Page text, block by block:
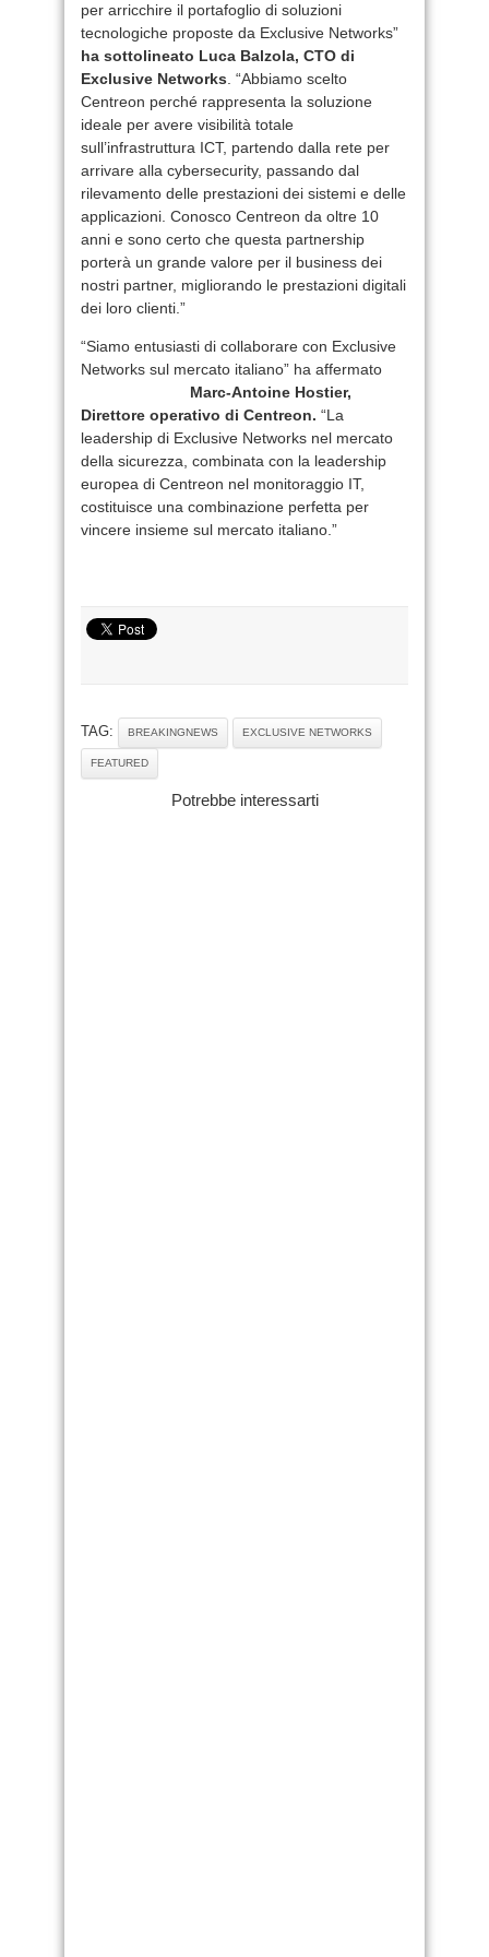
per arricchire il portafoglio di soluzioni
tecnologiche proposte da Exclusive Networks”
ha sottolineato Luca Balzola, CTO di
Exclusive Networks . “Abbiamo scelto
Centreon perché rappresenta la soluzione
ideale per avere visibilità totale
sull’infrastruttura ICT, partendo dalla rete per
arrivare alla cybersecurity, passando dal
rilevamento delle prestazioni dei sistemi e delle
applicazioni. Conosco Centreon da oltre 10
anni e sono certo che questa partnership
porterà un grande valore per il business dei
nostri partner, migliorando le prestazioni digitali
dei loro clienti.”
“Siamo entusiasti di collaborare con Exclusive
Networks sul mercato italiano” ha affermato
Marc-Antoine Hostier,
Direttore operativo di Centreon. “La
leadership di Exclusive Networks nel mercato
della sicurezza, combinata con la leadership
europea di Centreon nel monitoraggio IT,
costituisce una combinazione perfetta per
vincere insieme sul mercato italiano.”
TAG: BREAKINGNEWS EXCLUSIVE NETWORKS
FEATURED
Potrebbe interessarti